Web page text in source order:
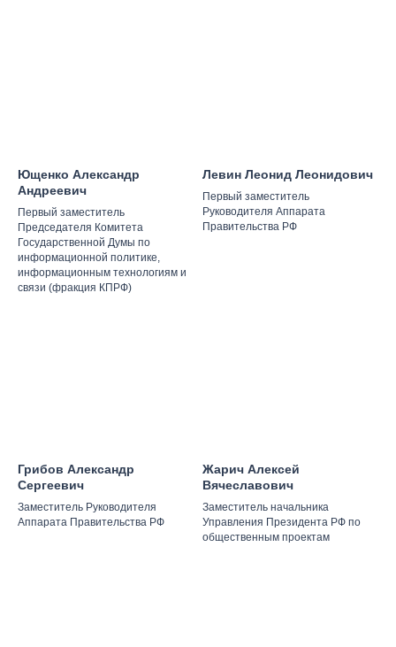
Ющенко Александр
Андреевич
Первый заместитель
Председателя Комитета
Государственной Думы по
информационной политике,
информационным технологиям и
связи (фракция КПРФ)
Левин Леонид Леонидович
Первый заместитель
Руководителя Аппарата
Правительства РФ
Грибов Александр
Сергеевич
Заместитель Руководителя
Аппарата Правительства РФ
Жарич Алексей
Вячеславович
Заместитель начальника
Управления Президента РФ по
общественным проектам